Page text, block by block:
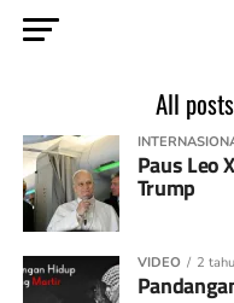
All
Paus Leo
Trump
VIDEO 2